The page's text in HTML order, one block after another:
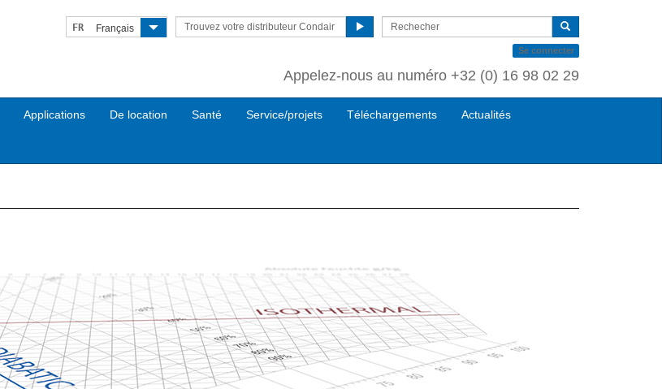
FR Français Trouvez votre distributeur Condair
Se connecter
Appelez-nous au numéro +32 (0) 16 98 02 29
Applications De location Santé Service/projets Téléchargements Actualités